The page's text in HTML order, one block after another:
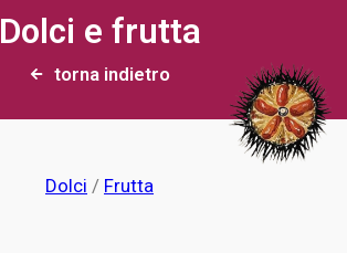
Dolci e frutta
torna indietro
Dolci / Frutta